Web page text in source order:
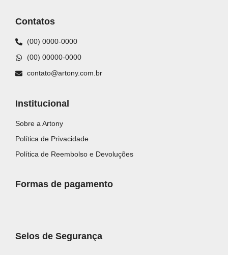
Contatos
(00) 0000-0000
(00) 00000-0000
contato@artony.com.br
Institucional
Sobre a Artony
Política de Privacidade
Política de Reembolso e Devoluções
Formas de pagamento
Selos de Segurança